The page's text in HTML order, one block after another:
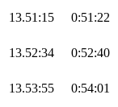
13.51:15 0:51:22
13.52:34 0:52:40
13.53:55 0:54:01